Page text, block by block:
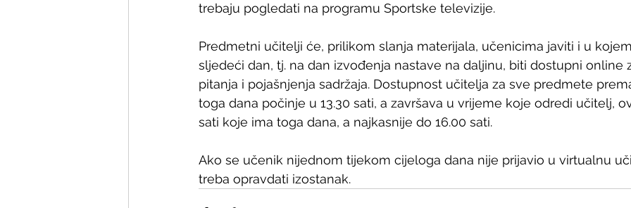
trebaju pogledati na programu Sportske televizije.
Predmetni učitelji će, prilikom slanja materijala, učenicima javiti i u
sljedeći dan, tj. na dan izvođenja nastave na daljinu, biti dostupni online
pitanja i pojašnjenja sadržaja. Dostupnost učitelja za sve predmete
toga dana počinje u 13.30 sati, a završava u vrijeme koje odredi učitelj,
sati koje ima toga dana, a najkasnije do 16.00 sati.
Ako se učenik nijednom tijekom cijeloga dana nije prijavio u virtualnu
treba opravdati izostanak.